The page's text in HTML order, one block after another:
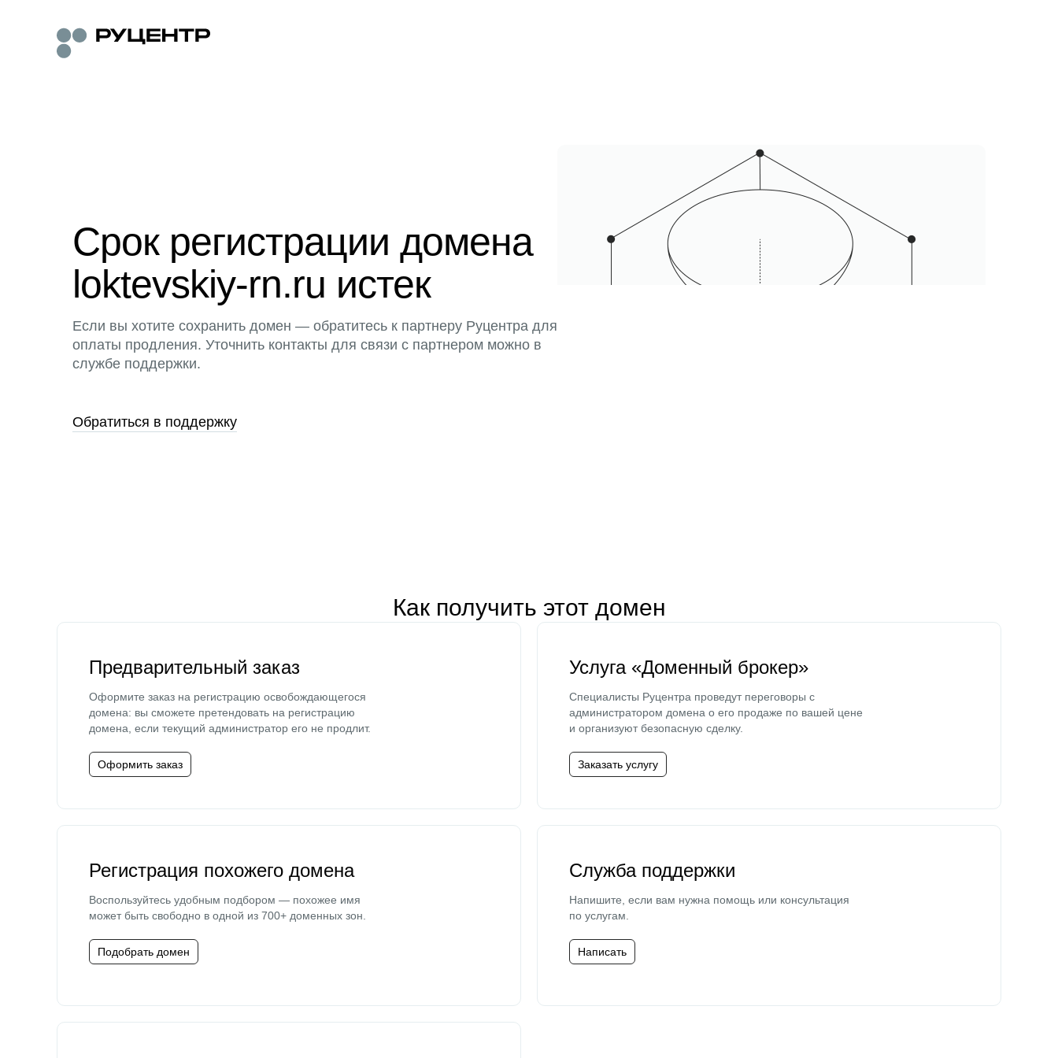
Срок регистрации домена
loktevskiy-rn.ru истек
Если вы хотите сохранить домен — обратитесь к партнеру Руцентра для
оплаты продления. Уточнить контакты для связи с партнером можно в
службе поддержки.
Обратиться в поддержку
Как получить этот домен
Предварительный заказ
Оформите заказ на регистрацию освобождающегося
домена: вы сможете претендовать на регистрацию
домена, если текущий администратор его не продлит.
Оформить заказ
Услуга «Доменный брокер»
Специалисты Руцентра проведут переговоры с
администратором домена о его продаже по вашей цене
и организуют безопасную сделку.
Заказать услугу
Регистрация похожего домена
Воспользуйтесь удобным подбором — похожее имя
может быть свободно в одной из 700+ доменных зон.
Подобрать домен
Служба поддержки
Напишите, если вам нужна помощь или консультация
по услугам.
Написать